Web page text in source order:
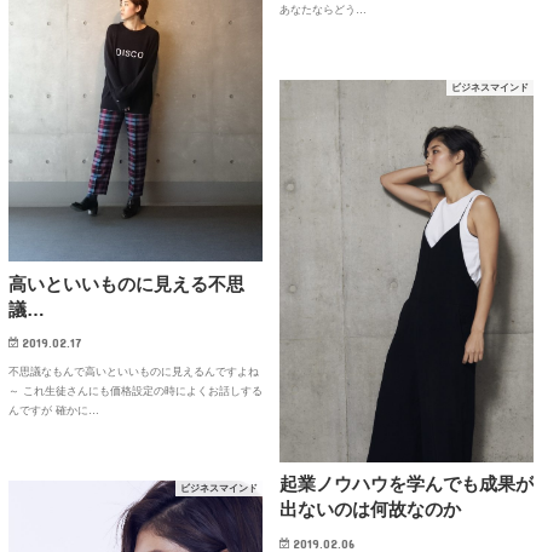
あなたならどう…
高いといいものに見える不思
議…
2019.02.17
不思議なもんで高いといいものに見えるんですよね
～ これ生徒さんにも価格設定の時によくお話しする
んですが 確かに…
ビジネスマインド
起業ノウハウを学んでも成果が
出ないのは何故なのか
2019.02.06
ビジネスマインド